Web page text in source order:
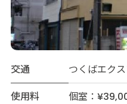
交通
つくばエク
使用料
個室：